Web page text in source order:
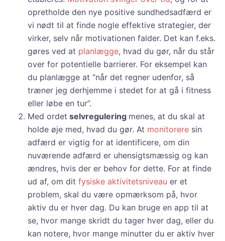
opretholde den nye positive sundhedsadfærd er
vi nødt til at finde nogle effektive strategier, der
virker, selv når motivationen falder. Det kan f.eks.
gøres ved at planlægge, hvad du gør, når du står
over for potentielle barrierer. For eksempel kan
du planlægge at “når det regner udenfor, så
træner jeg derhjemme i stedet for at gå i fitness
eller løbe en tur”.
Med ordet selvregulering menes, at du skal at
holde øje med, hvad du gør. At monitorere sin
adfærd er vigtig for at identificere, om din
nuværende adfærd er uhensigtsmæssig og kan
ændres, hvis der er behov for dette. For at finde
ud af, om dit fysiske aktivitetsniveau er et
problem, skal du være opmærksom på, hvor
aktiv du er hver dag. Du kan bruge en app til at
se, hvor mange skridt du tager hver dag, eller du
kan notere, hvor mange minutter du er aktiv hver